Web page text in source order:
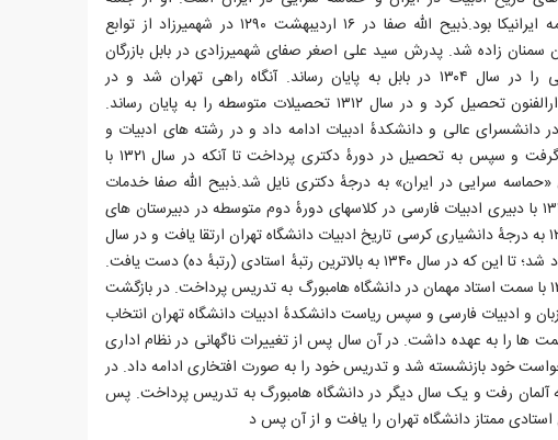
نویسندگان اصلی دانشنامه ایرانیکا بود.ذبیح اللّه صفا در ۱۶ اردیبهشت ۱۲۹۰ در شهمیرزاد از توابع
سمنان زاده شد. پدرش سید علی اصغر صفای شهمیرزادی در بابل بازرگان
بود. دوره آموزش ابتدایی را در سال ۱۳۰۴ در بابل به پایان رساند. آنگاه راهی تهران شد و در
دبیرستانهای سیروس و دارالفنون تحصیل کرد و در سال ۱۳۱۲ تحصیلات متوسطه را به پایان رساند.
عالی و دانشکدهٔ ادبیات ادامه داد و در رشته های ادبیات و
تعلیم و تربیت لیسانس گرفت و سپس به تحصیل در دورهٔ دکتری پرداخت تا آنکه در سال ۱۳۲۱ با
«حماسه سرایی در ایران» به درجهٔ دکتری نایل شد.ذبیح اللّه صفا خدمات
آموزشی خود را از سال ۱۳۱۶ با دبیری ادبیات فارسی در کلاسهای دورهٔ دوم متوسطه در دبیرستان های
تهران آغاز کرد. از سال ۱۳۲۱ به درجهٔ دانشیاری کرسی تاریخ ادبیات دانشگاه تهران ارتقا یافت و در سال
۱۳۲۷ در همان کرسی استاد شد؛ تا این که در سال ۱۳۴۰ به بالاترین رتبهٔ استادی (رتبهٔ ده) دست یافت.
طی سال های ۱۳۴۱ و ۱۳۴۲ با سمت استاد مهمان در دانشگاه هامبورگ به تدریس پرداخت. در بازگشت
و ادبیات فارسی و سپس ریاست دانشکدهٔ ادبیات دانشگاه تهران انتخاب
۱۳۴۷ این سمت ها را به عهده داشت. در آن سال پس از تغییرات ناگهانی در نظام اداری
خود بازنشسته شد و تدریس خود را به صورت افتخاری ادامه داد. در
دوم به آلمان رفت و یک سال دیگر در دانشگاه هامبورگ به تدریس پرداخت. پس
استادی ممتاز دانشگاه تهران را یافت و از آن پس د